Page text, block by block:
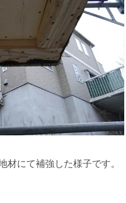
にて補強した様子です。